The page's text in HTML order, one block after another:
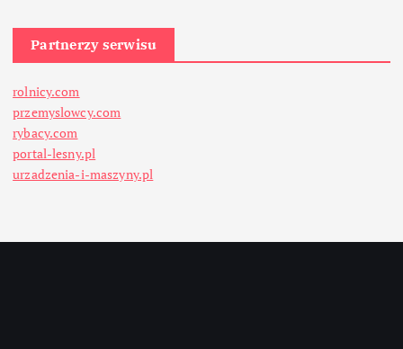
Partnerzy serwisu
rolnicy.com
przemyslowcy.com
rybacy.com
portal-lesny.pl
urzadzenia-i-maszyny.pl